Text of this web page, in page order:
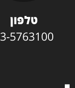
טלפון
5763100